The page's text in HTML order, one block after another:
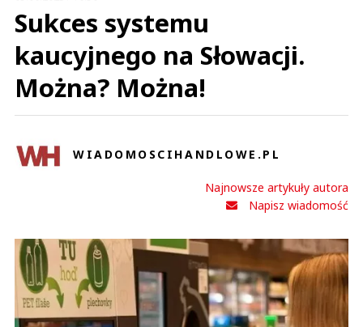
Sukces systemu
kaucyjnego na Słowacji.
Można? Można!
WIADOMOSCIHANDLOWE.PL
Najnowsze artykuły autora
Napisz wiadomość